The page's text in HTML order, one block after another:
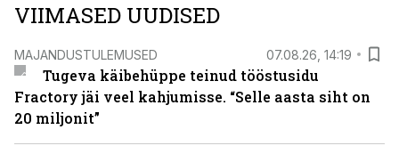
VIIMASED UUDISED
MAJANDUSTULEMUSED 07.08.26, 14:19
Tugeva käibehüppe teinud tööstusidu
Fractory jäi veel kahjumisse. “Selle aasta siht on
20 miljonit”